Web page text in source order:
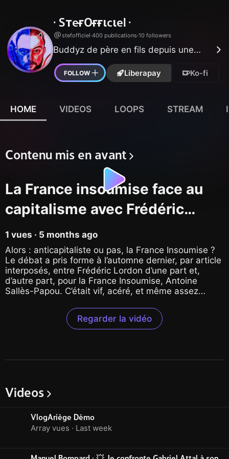
· SтeғOғғιcιel ·
stefofficiel·400 publications·10 followers
Buddyz de père en fils depuis une
FOLLOW Liberapay Ko-fi
HOME VIDEOS LOOPS STREAM
Contenu mis en avant
La France insoumise face au
capitalisme avec Frédéric
LORDON & Jean-Luc
MÉLENCHON - Hors Serie
1 vues · 5 months ago
Alors : anticapitaliste ou pas, la France Insoumise ?
Le débat a pris forme à l’automne dernier, par article
interposés, entre Frédéric Lordon d’une part et,
d’autre part, pour la France Insoumise, Antoine
Sallès-Papou. C’était vif, acéré, et même assez
Un article publié en une du Monde Diplomatique à la
fin du mois d’août avait mis le feu aux poudres en
technoféodalisme » que Morozov, l’auteur de
caractériser le capitalisme en sa forme actuelle,
selon toujours les mêmes recettes capitalistes –
investir massivement pour générer toujours plus de
profit. Jean-Luc Mélenchon, dans une conférence
papier qui prétendait lui donner des leçons
Regarder la vidéo
Videos
VlogAriège Démo
Array vues · Last week